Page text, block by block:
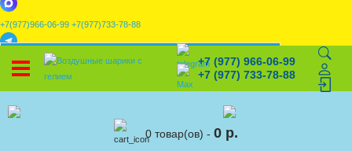
+7(977)966-06-99 +7(977)733-78-88
🎈 Конструктор
x УСТАНОВИТЕ НАШЕ ПРИЛОЖЕНИЕ!+7 (977) 966-06-99
+7 (977) 733-78-88
0 товар(ов) - 0 р.